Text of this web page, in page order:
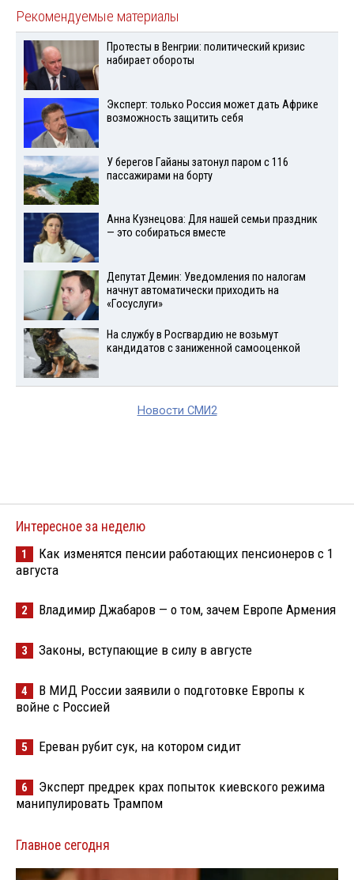
Рекомендуемые материалы
Протесты в Венгрии: политический кризис
набирает обороты
Эксперт: только Россия может дать Африке
возможность защитить себя
У берегов Гайаны затонул паром с 116
пассажирами на борту
Анна Кузнецова: Для нашей семьи праздник
— это собираться вместе
Депутат Демин: Уведомления по налогам
начнут автоматически приходить на
«Госуслуги»
На службу в Росгвардию не возьмут
кандидатов с заниженной самооценкой
Новости СМИ2
Интересное за неделю
1
Как изменятся пенсии работающих пенсионеров с 1
августа
2 Владимир Джабаров — о том, зачем Европе Армения
3 Законы, вступающие в силу в августе
4
В МИД России заявили о подготовке Европы к
войне с Россией
5 Ереван рубит сук, на котором сидит
6
Эксперт предрек крах попыток киевского режима
манипулировать Трампом
Главное сегодня